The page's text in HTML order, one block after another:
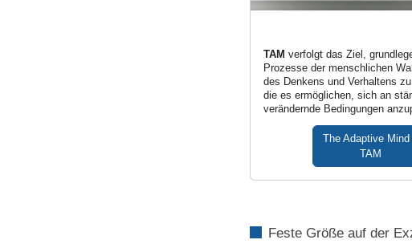
TAM verfolgt das Ziel,
Prozesse der menschlichen
des Denkens und Verhaltens
die es ermöglichen, sich an
verändernde Bedingungen
The Adaptive Mind
TAM
Feste Größe auf der